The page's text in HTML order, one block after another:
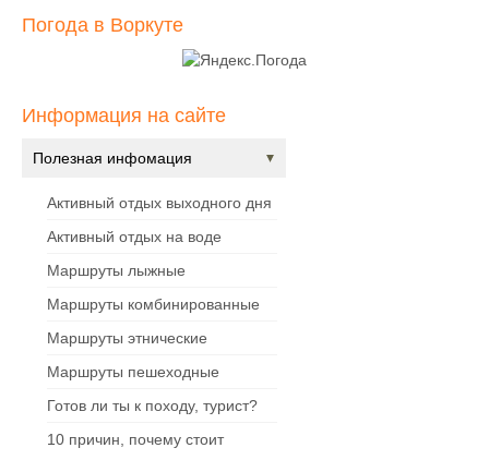
Погода в Воркуте
Информация на сайте
Полезная инфомация
Активный отдых выходного дня
Активный отдых на воде
Маршруты лыжные
Маршруты комбинированные
Маршруты этнические
Маршруты пешеходные
Готов ли ты к походу, турист?
10 причин, почему стоит